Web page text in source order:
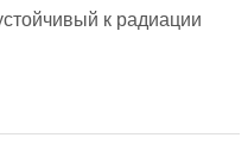
к радиации